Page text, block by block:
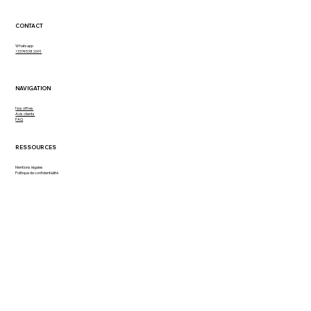
CONTACT
Whatsapp
+33745382691
NAVIGATION
Nos offres
Avis clients
FAQ
RESSOURCES
Mentions légales
Politique de confidentialité